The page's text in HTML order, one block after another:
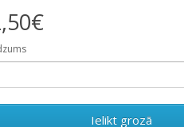
Ielikt grozā